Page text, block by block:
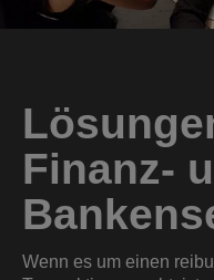
Finanz-
Wenn es um einen